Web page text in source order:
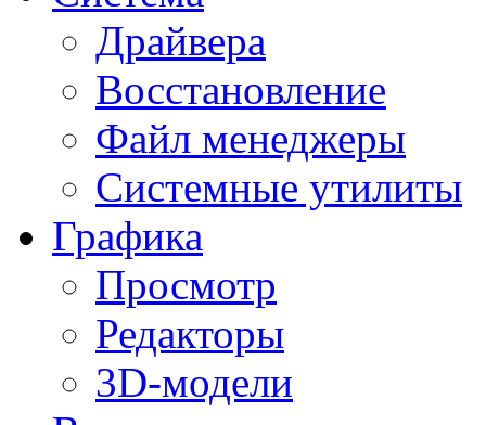
Драйвера
Восстановление
Файл менеджеры
Системные утилиты
Графика
Просмотр
Редакторы
3D-модели